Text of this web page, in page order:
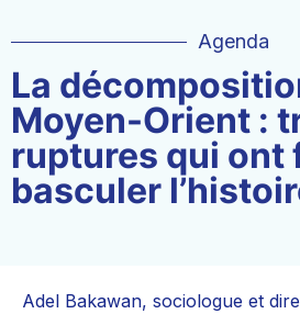
Agenda
La
Moyen-Orient :
ruptures qui ont
basculer
Adel Bakawan, sociologue et